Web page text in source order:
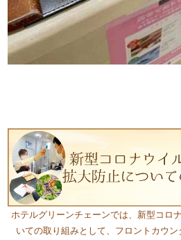
ホテルグリーンチェーンでは、新型コロ
いての取り組みとして、フロントカウ